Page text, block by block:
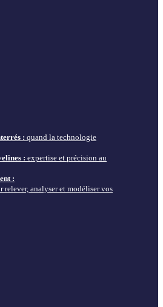
: quand la technologie
: expertise et précision au
:
analyser et modéliser vos